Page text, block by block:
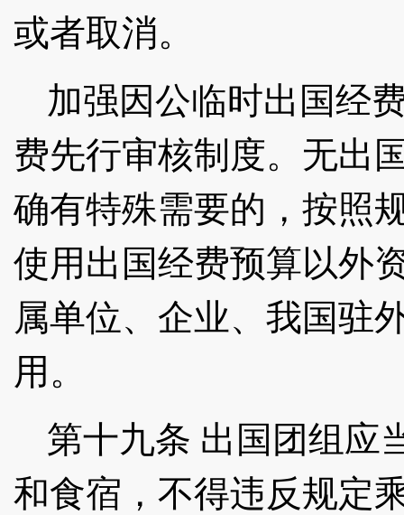
或者取消。
加强因公临时出国经
费先行审核制度。无出
确有特殊需要的，按照
使用出国经费预算以外
属单位、企业、我国驻
用。
第十九条 出国团组应
和食宿，不得违反规定